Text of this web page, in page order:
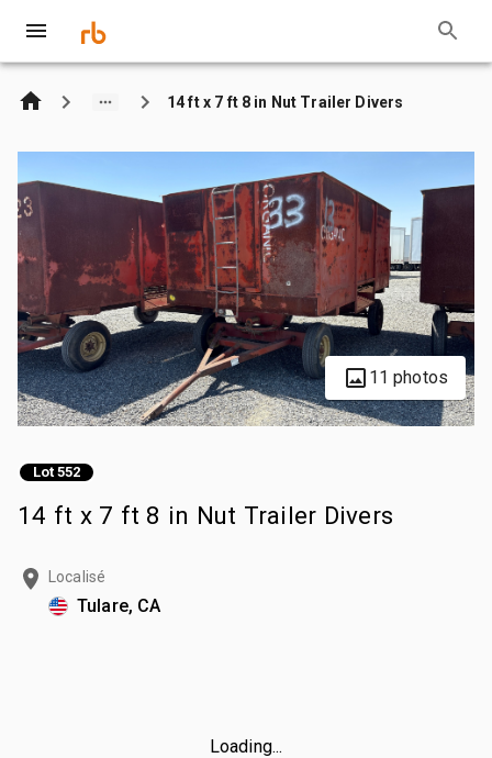
14 ft x 7 ft 8 in Nut Trailer Divers
11 photos
Lot 552
14 ft x 7 ft 8 in Nut Trailer Divers
Localisé
Tulare, CA
Loading...